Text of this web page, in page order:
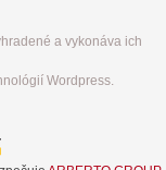
a vykonáva ich
Wordpress.